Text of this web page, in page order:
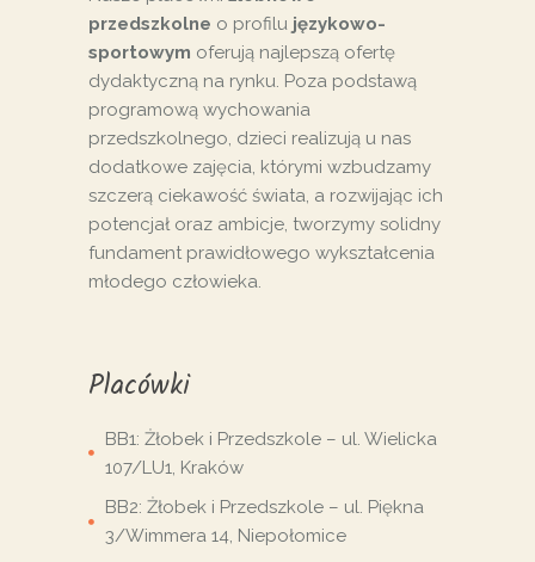
przedszkolne o profilu językowo-
sportowym oferują najlepszą ofertę
dydaktyczną na rynku. Poza podstawą
programową wychowania
przedszkolnego, dzieci realizują u nas
dodatkowe zajęcia, którymi wzbudzamy
szczerą ciekawość świata, a rozwijając ich
potencjał oraz ambicje, tworzymy solidny
fundament prawidłowego wykształcenia
młodego człowieka.
Placówki
BB1: Żłobek i Przedszkole – ul. Wielicka
107/LU1, Kraków
BB2: Żłobek i Przedszkole – ul. Piękna
3/Wimmera 14, Niepołomice